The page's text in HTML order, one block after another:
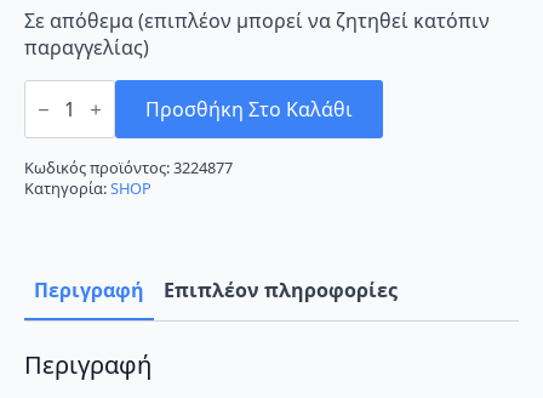
Σε απόθεμα (επιπλέον μπορεί να ζητηθεί κατόπιν
παραγγελίας)
F&U
FVIN-
09135
Κλιματιστικό
Inverter
9000
WiFi
ποσότητα
Προσθήκη Στο Καλάθι
Κωδικός προϊόντος:3224877
Κατηγορία:SHOP
Περιγραφή Επιπλέον πληροφορίες
Περιγραφή